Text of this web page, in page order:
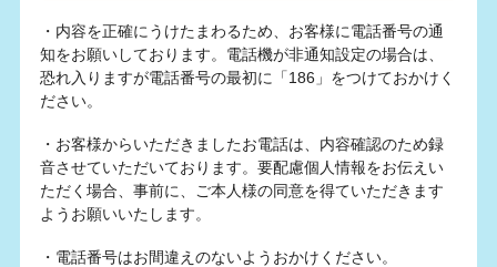
・内容を正確にうけたまわるため、お客様に電話番号の通
知をお願いしております。電話機が非通知設定の場合は、
恐れ入りますが電話番号の最初に「186」をつけておかけく
ださい。
・お客様からいただきましたお電話は、内容確認のため録
音させていただいております。要配慮個人情報をお伝えい
ただく場合、事前に、ご本人様の同意を得ていただきます
ようお願いいたします。
・電話番号はお間違えのないようおかけください。